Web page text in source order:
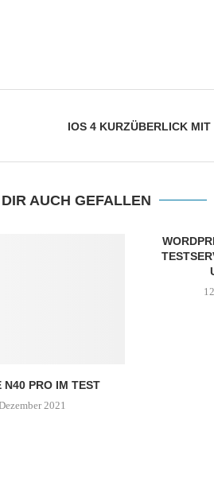
IOS 4 KURZÜBERLICK
AUCH GEFALLEN
N40 PRO IM TEST
2021